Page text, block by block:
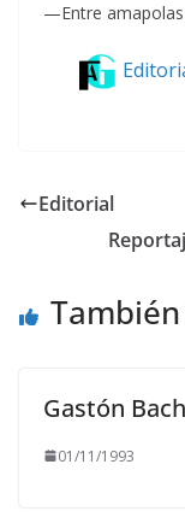
—Entre
Editorial
Gastón
01/11/1993